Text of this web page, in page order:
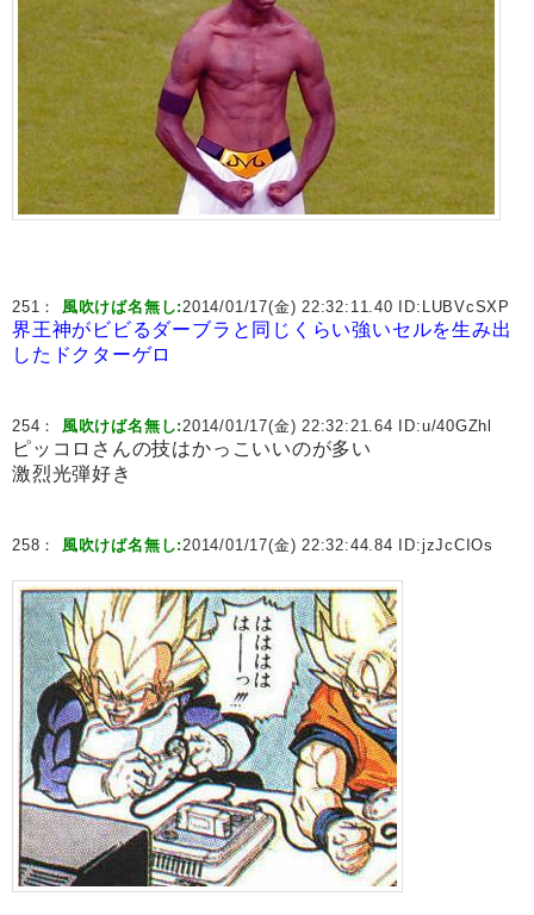
251： 風吹けば名無し:2014/01/17(金) 22:32:11.40 ID: LUBVcSXP
界王神がビビるダーブラと同じくらい強いセルを生み出
したドクターゲロ
254： 風吹けば名無し:2014/01/17(金) 22:32:21.64 ID:u/40GZhl
ピッコロさんの技はかっこいいのが多い
激烈光弾好き
258： 風吹けば名無し:2014/01/17(金) 22:32:44.84 ID:jzJcCIOs